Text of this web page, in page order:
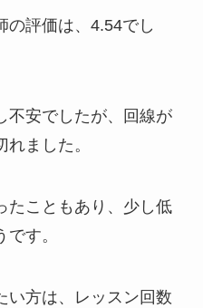
の評価は、4.54でし
不安でしたが、回線が
ました。
たこともあり、少し低
す。
い方は、レッスン回数